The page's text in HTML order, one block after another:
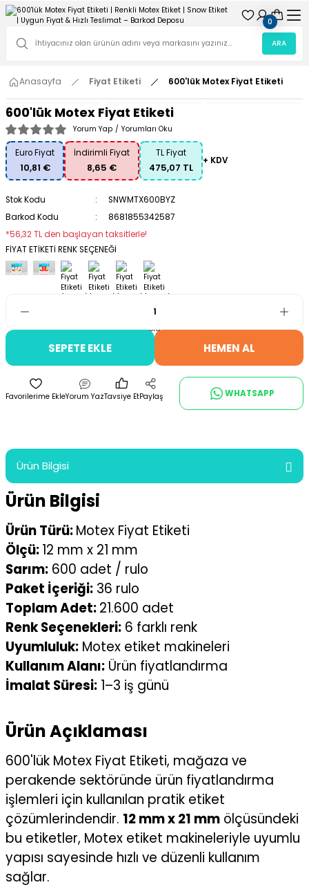
ARA
0
Anasayfa Fiyat Etiketi 600'lük Motex Fiyat Etiketi
600'lük Motex Fiyat Etiketi
Yorum Yap / Yorumları Oku
Euro Fiyat
10,81 €
İndirimli Fiyat
8,65 €
TL Fiyat
475,07 TL
+ KDV
Stok Kodu
SNWMTX600BYZ
Barkod Kodu
8681855342587
*56,32 TL den başlayan taksitlerle!
FİYAT ETİKETİ RENK SEÇENEĞİ
SEPETE EKLE HEMEN AL
Yorum YazTavsiye EtPaylaş WHATSAPP
Ürün Bilgisi
Ürün Bilgisi
Ürün Türü:Motex Fiyat Etiketi
Ölçü:12 mm x 21 mm
Sarım: 600 adet / rulo
Paket İçeriği: 36 rulo
Toplam Adet:21.600 adet
Renk Seçenekleri: 6 farklı renk
Uyumluluk: Motex etiket makineleri
Kullanım Alanı: Ürün fiyatlandırma
İmalat Süresi: 1–3 iş günü
Ürün Açıklaması
600'lük Motex Fiyat Etiketi, mağaza ve
perakende sektöründe ürün fiyatlandırma
işlemleri için kullanılan pratik etiket
çözümlerindendir. 12 mm x 21 mm ölçüsündeki
bu etiketler, Motex etiket makineleriyle uyumlu
yapısı sayesinde hızlı ve düzenli kullanım
sağlar.